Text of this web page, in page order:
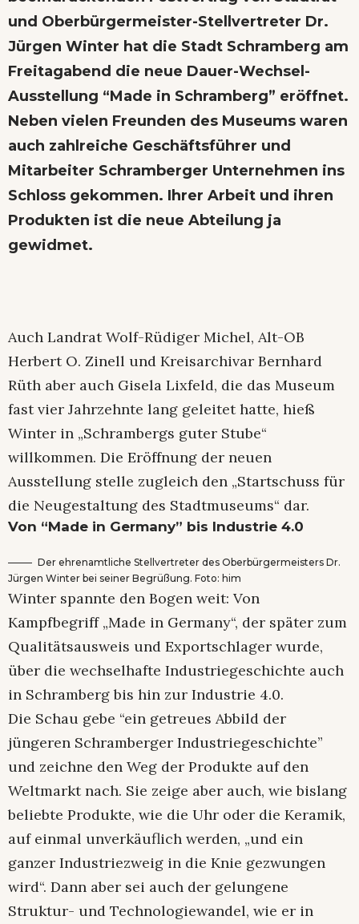
und Oberbürgermeister-Stellvertreter Dr.
Jürgen Winter hat die Stadt Schramberg am
Freitagabend die neue Dauer-Wechsel-
Ausstellung “Made in Schramberg” eröffnet.
Neben vielen Freunden des Museums waren
auch zahlreiche Geschäftsführer und
Mitarbeiter Schramberger Unternehmen ins
Schloss gekommen. Ihrer Arbeit und ihren
Produkten ist die neue Abteilung ja
gewidmet.
Auch Landrat Wolf-Rüdiger Michel, Alt-OB
Herbert O. Zinell und Kreisarchivar Bernhard
Rüth aber auch Gisela Lixfeld, die das Museum
fast vier Jahrzehnte lang geleitet hatte, hieß
Winter in „Schrambergs guter Stube“
willkommen. Die Eröffnung der neuen
Ausstellung stelle zugleich den „Startschuss für
die Neugestaltung des Stadtmuseums“ dar.
Von “Made in Germany” bis Industrie 4.0
Der ehrenamtliche Stellvertreter des Oberbürgermeisters Dr.
Jürgen Winter bei seiner Begrüßung. Foto: him
Winter spannte den Bogen weit: Von
Kampfbegriff „Made in Germany“, der später zum
Qualitätsausweis und Exportschlager wurde,
über die wechselhafte Industriegeschichte auch
in Schramberg bis hin zur Industrie 4.0.
Die Schau gebe “ein getreues Abbild der
jüngeren Schramberger Industriegeschichte”
und zeichne den Weg der Produkte auf den
Weltmarkt nach. Sie zeige aber auch, wie bislang
beliebte Produkte, wie die Uhr oder die Keramik,
auf einmal unverkäuflich werden, „und ein
ganzer Industriezweig in die Knie gezwungen
wird“. Dann aber sei auch der gelungene
Struktur- und Technologiewandel, wie er in